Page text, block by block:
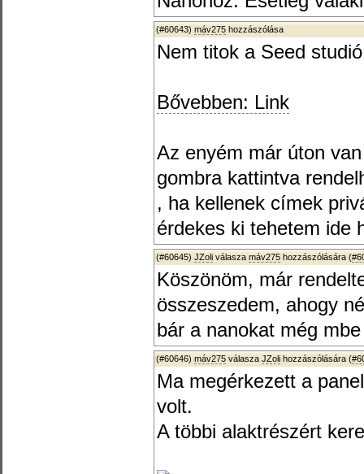
(#60643) máv275 hozzászólása
Nem titok a Seed
Bővebben: Link
Az enyém már úton
gombra kattintva
, ha kellenek címek
érdekes ki tehetem ide
(#60645) JZoli válasza máv275 hozzászólására (
Köszönöm, már
összeszedem, ahogy
bár a nanokat még
(#60646) máv275 válasza JZoli hozzászólására (
Ma megérkezett a
volt.
A többi alaktrészért